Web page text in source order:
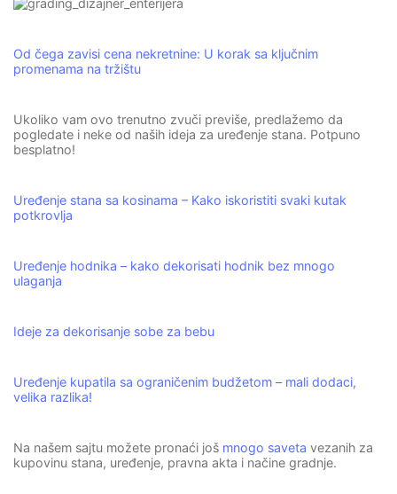
Od čega zavisi cena nekretnine: U korak sa ključnim
promenama na tržištu
Ukoliko vam ovo trenutno zvuči previše, predlažemo da
pogledate i neke od naših ideja za uređenje stana. Potpuno
besplatno!
Uređenje stana sa kosinama – Kako iskoristiti svaki kutak
potkrovlja
Uređenje hodnika – kako dekorisati hodnik bez mnogo
ulaganja
Ideje za dekorisanje sobe za bebu
Uređenje kupatila sa ograničenim budžetom – mali dodaci,
velika razlika!
Na našem sajtu možete pronaći još mnogo saveta vezanih za
kupovinu stana, uređenje, pravna akta i načine gradnje.